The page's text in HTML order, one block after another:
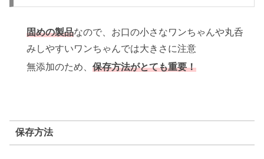
固めの製品なので、お口の小さなワンちゃんや丸呑
みしやすいワンちゃんでは大きさに注意
無添加のため、保存方法がとても重要！
保存方法